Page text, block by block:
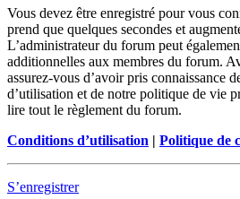
Vous devez être enregistré pour vous
prend que quelques secondes et
L’administrateur du forum peut
additionnelles aux membres du forum.
assurez-vous d’avoir pris connaissance
d’utilisation et de notre politique de vie
lire tout le règlement du forum.
Conditions d’utilisation | Politique de
S’enregistrer